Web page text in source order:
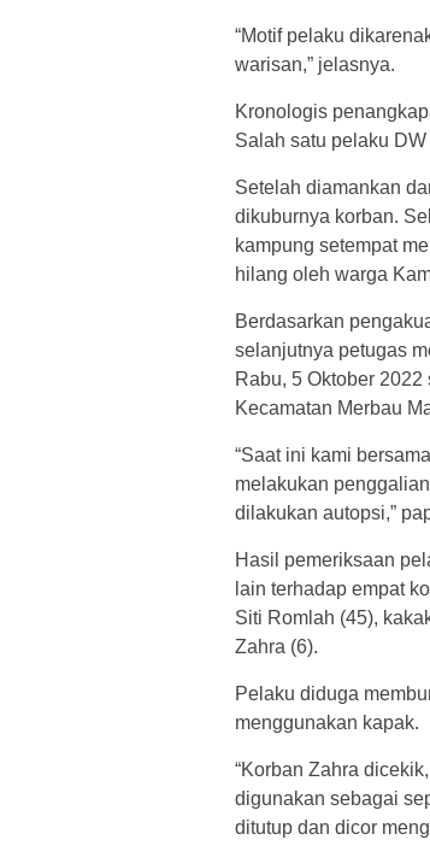
“Motif pelaku
warisan,” jelasnya.
Kronologis
Salah satu pelaku
Setelah diamankan
dikuburnya korban.
kampung setempat
hilang oleh warga
Berdasarkan
selanjutnya petugas
Rabu, 5 Oktober
Kecamatan Merbau
“Saat ini kami
melakukan
dilakukan autopsi,”
Hasil pemeriksaan
lain terhadap empat
Siti Romlah (45),
Zahra (6).
Pelaku diduga
menggunakan kapak.
“Korban Zahra
digunakan sebagai
ditutup dan dicor